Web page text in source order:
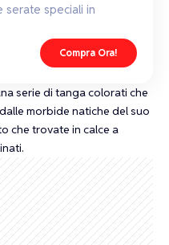
serate speciali in
Compra Ora!
serie di tanga colorati che
morbide natiche del suo
che trovate in calce a